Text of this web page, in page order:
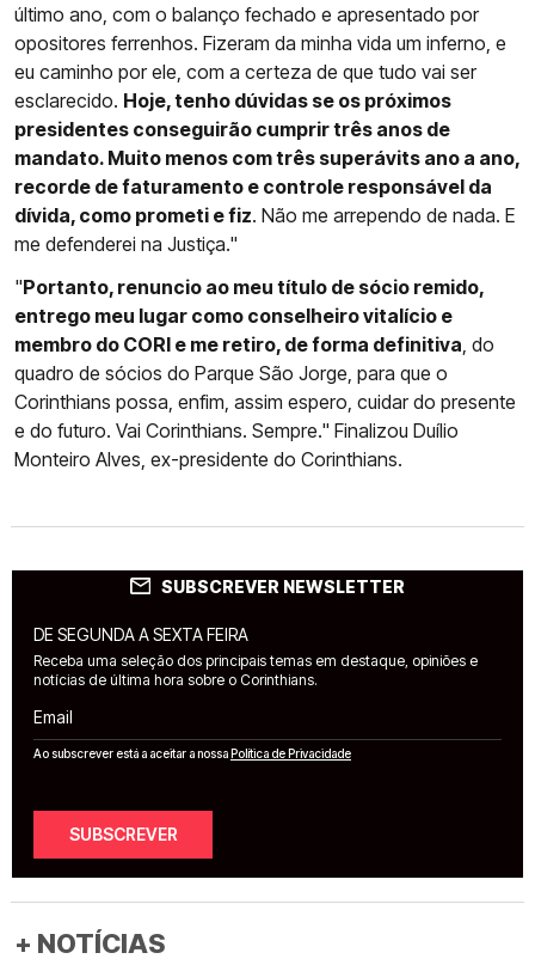
último ano, com o balanço fechado e apresentado por
opositores ferrenhos. Fizeram da minha vida um inferno, e
eu caminho por ele, com a certeza de que tudo vai ser
esclarecido. Hoje, tenho dúvidas se os próximos
presidentes conseguirão cumprir três anos de
mandato. Muito menos com três superávits ano a ano,
recorde de faturamento e controle responsável da
dívida, como prometi e fiz. Não me arrependo de nada. E
me defenderei na Justiça."
"Portanto, renuncio ao meu título de sócio remido,
entrego meu lugar como conselheiro vitalício e
membro do CORI e me retiro, de forma definitiva , do
quadro de sócios do Parque São Jorge, para que o
Corinthians possa, enfim, assim espero, cuidar do presente
e do futuro. Vai Corinthians. Sempre." Finalizou Duílio
Monteiro Alves, ex-presidente do Corinthians.
SUBSCREVER NEWSLETTER
DE SEGUNDA A SEXTA FEIRA
Receba uma seleção dos principais temas em destaque, opiniões e
notícias de última hora sobre o Corinthians.
Email
Ao subscrever está a aceitar a nossaPolítica de Privacidade
SUBSCREVER
+ NOTÍCIAS